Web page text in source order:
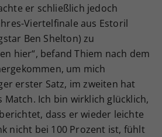
er schließlich jedoch
Viertelfinale aus Estoril
Ben Shelton) zu
hier“, befand Thiem nach dem
um mich
erster Satz, im zweiten hat
Ich bin wirklich glücklich,
dass er wieder leichte
nicht bei 100 Prozent ist, fühlt